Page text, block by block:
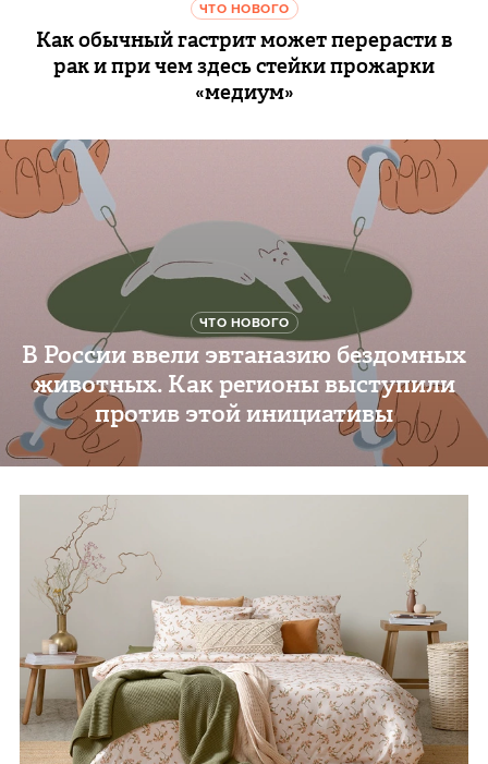
ЧТО НОВОГО
Как обычный гастрит может перерасти в
рак и при чем здесь стейки прожарки
«медиум»
ЧТО НОВОГО
В России ввели эвтаназию бездомных
животных. Как регионы выступили
против этой инициативы